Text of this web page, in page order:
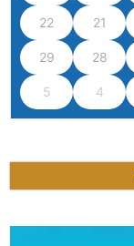
21
22
28
29
4
5